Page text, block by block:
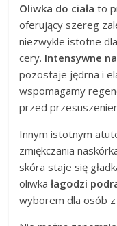
Oliwka do ciała to
oferujący szereg
niezwykle istotne
cery. Intensywne
pozostaje jędrna i
wspomagamy
przed
Innym istotnym
zmiękczania
skóra staje się
oliwkałagodzi
wyborem dla osób